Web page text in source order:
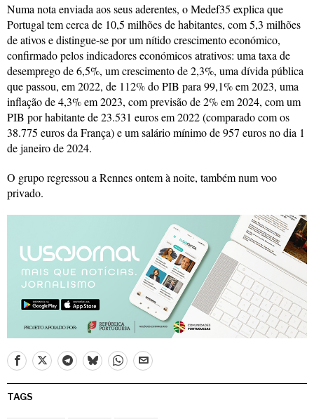
Numa nota enviada aos seus aderentes, o Medef35 explica que
Portugal tem cerca de 10,5 milhões de habitantes, com 5,3 milhões
de ativos e distingue-se por um nítido crescimento económico,
confirmado pelos indicadores económicos atrativos: uma taxa de
desemprego de 6,5%, um crescimento de 2,3%, uma dívida pública
que passou, em 2022, de 112% do PIB para 99,1% em 2023, uma
inflação de 4,3% em 2023, com previsão de 2% em 2024, com um
PIB por habitante de 23.531 euros em 2022 (comparado com os
38.775 euros da França) e um salário mínimo de 957 euros no dia 1
de janeiro de 2024.
O grupo regressou a Rennes ontem à noite, também num voo
privado.
TAGS